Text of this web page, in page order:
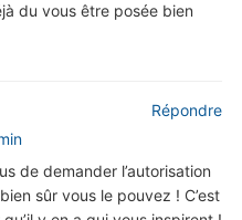
du vous être posée bien
de demander l’autorisation
sûr vous le pouvez ! C’est
Répondre